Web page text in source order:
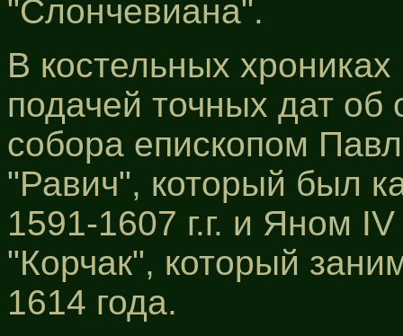
"Слончевиана".
В костельных
подачей точных дат
собора епископом
"Равич", который был
1591-1607 г.г. и Яном
"Корчак", который
1614 года.